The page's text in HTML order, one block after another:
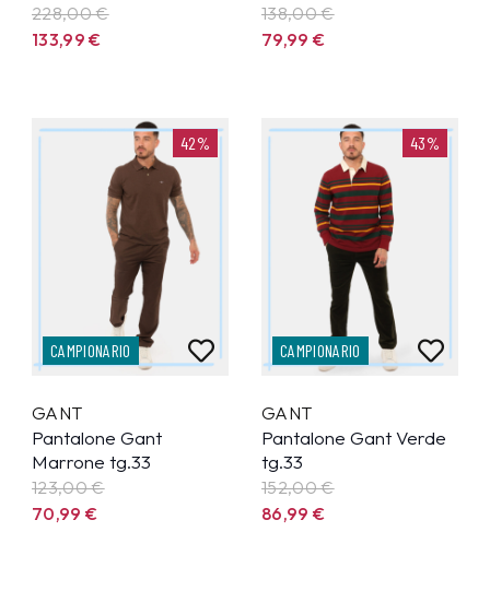
228,00 €
133,99€
138,00 €
79,99€
42%
CAMPIONARIO
GANT
Pantalone Gant
Marrone tg.33
123,00 €
70,99€
43%
CAMPIONARIO
GANT
Pantalone Gant Verde
tg.33
152,00 €
86,99€